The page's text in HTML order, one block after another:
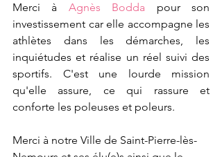
Merci à Agnès Bodda pour son
investissement car elle accompagne les
athlètes dans les démarches, les
inquiétudes et réalise un réel suivi des
sportifs. C'est une lourde mission
qu'elle assure, ce qui rassure et
conforte les poleuses et poleurs.
Merci à notre Ville de Saint-Pierre-lès-